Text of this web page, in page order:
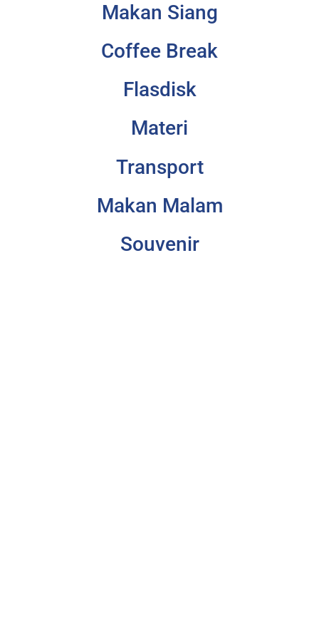
Makan Siang
Coffee Break
Flasdisk
Materi
Transport
Makan Malam
Souvenir